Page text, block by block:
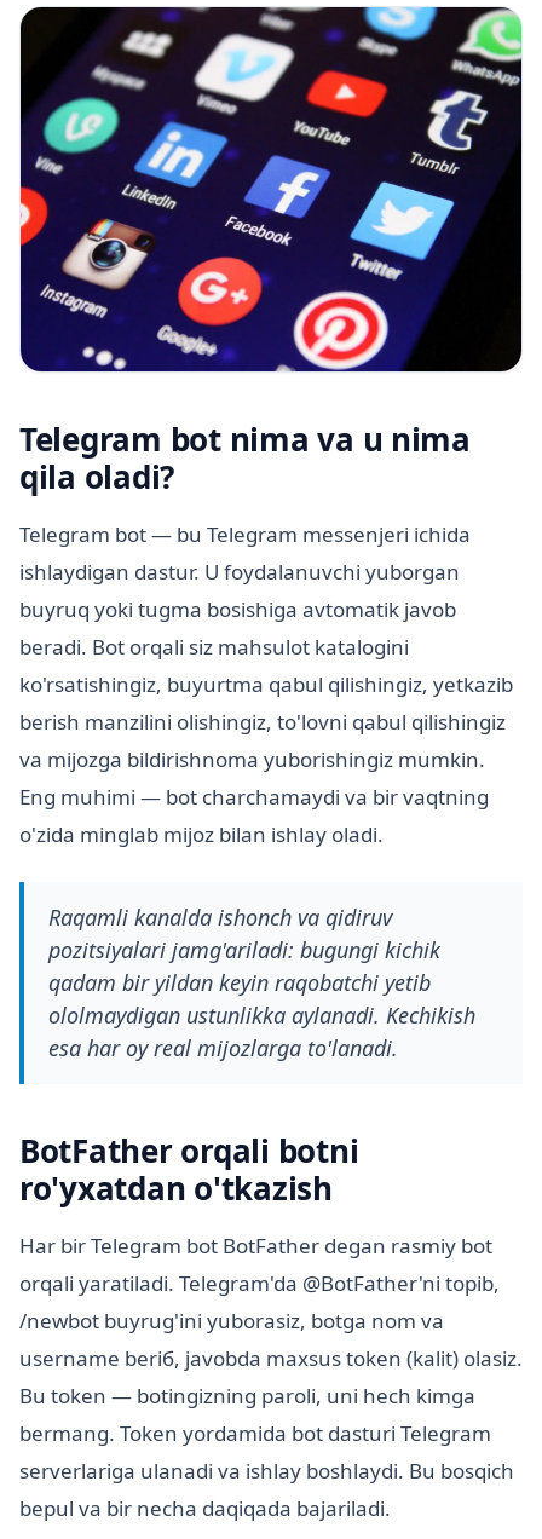
Telegram bot nima va u nima
qila oladi?
Telegram bot — bu Telegram messenjeri ichida
ishlaydigan dastur. U foydalanuvchi yuborgan
buyruq yoki tugma bosishiga avtomatik javob
beradi. Bot orqali siz mahsulot katalogini
ko'rsatishingiz, buyurtma qabul qilishingiz, yetkazib
berish manzilini olishingiz, to'lovni qabul qilishingiz
va mijozga bildirishnoma yuborishingiz mumkin.
Eng muhimi — bot charchamaydi va bir vaqtning
o'zida minglab mijoz bilan ishlay oladi.
Raqamli kanalda ishonch va qidiruv
pozitsiyalari jamg'ariladi: bugungi kichik
qadam bir yildan keyin raqobatchi yetib
ololmaydigan ustunlikka aylanadi. Kechikish
esa har oy real mijozlarga to'lanadi.
BotFather orqali botni
ro'yxatdan o'tkazish
Har bir Telegram bot BotFather degan rasmiy bot
orqali yaratiladi. Telegram'da @BotFather'ni topib,
/newbot buyrug'ini yuborasiz, botga nom va
username beriб, javobda maxsus token (kalit) olasiz.
Bu token — botingizning paroli, uni hech kimga
bermang. Token yordamida bot dasturi Telegram
serverlariga ulanadi va ishlay boshlaydi. Bu bosqich
bepul va bir necha daqiqada bajariladi.